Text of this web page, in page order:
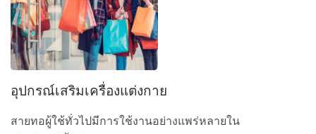
อุปกรณ์เสริมเครื่องแต่งกาย
สายทอผู้ใช้ทั่วไปมีการใช้งานอย่างแพร่หลายใน